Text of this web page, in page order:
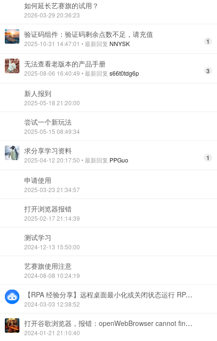
如何延长艺赛旗的试用？
2026-03-29 20:36:23
验证码组件：验证码剩余点数不足，请充值
2025-10-31 14:47:01 • 最新回复 NNYSK 1
无法查看老版本的产品手册
2025-08-06 16:40:49 • 最新回复 s66t0tdg6p 3
新人报到
2025-05-18 21:20:00
尝试一个新玩法
2025-05-15 08:49:34
求分享学习资料
2025-04-12 20:17:50 • 最新回复 PPGuo 1
申请使用
2025-03-23 21:34:57
打开浏览器报错
2025-02-17 21:14:39
测试学习
2024-12-13 15:50:00
艺赛旗使用注意
2024-08-08 10:24:19
【RPA 经验分享】远程桌面最小化或关闭状态运行 RPA 出现部分流程失效
2024-03-03 12:38:52
打开谷歌浏览器，报错：openWebBrowser cannot find extension please install
2024-01-21 21:10:40